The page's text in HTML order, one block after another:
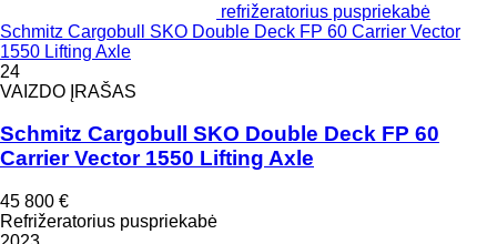
refrižeratorius puspriekabė
Schmitz Cargobull SKO Double Deck FP 60 Carrier Vector
1550 Lifting Axle
24
VAIZDO ĮRAŠAS
Schmitz Cargobull SKO Double Deck FP 60
Carrier Vector 1550 Lifting Axle
45 800 €
Refrižeratorius puspriekabė